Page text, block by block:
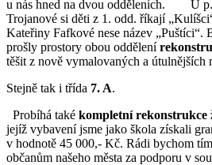
u nás hned na dvou odděleních. U
Trojanové si děti z 1. odd. říkají
Kateřiny Fafkové nese název „Puštíci“.
prošly prostory obou oddělení
těšit z nově vymalovaných a útulnějších
Stejně tak i třída 7. A.
Probíhá také kompletní rekonstrukce
jejíž vybavení jsme jako škola získali
v hodnotě 45 000,- Kč. Rádi bychom
občanům našeho města za podporu v